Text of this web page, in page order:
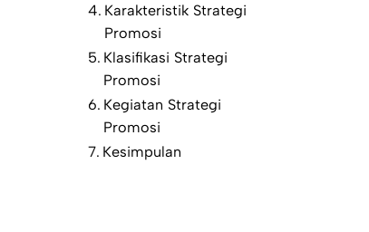
Karakteristik Strategi
Promosi
Klasifikasi Strategi
Promosi
Kegiatan Strategi
Promosi
Kesimpulan